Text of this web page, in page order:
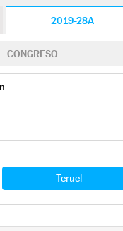
2019-28A
CONGRESO
Teruel